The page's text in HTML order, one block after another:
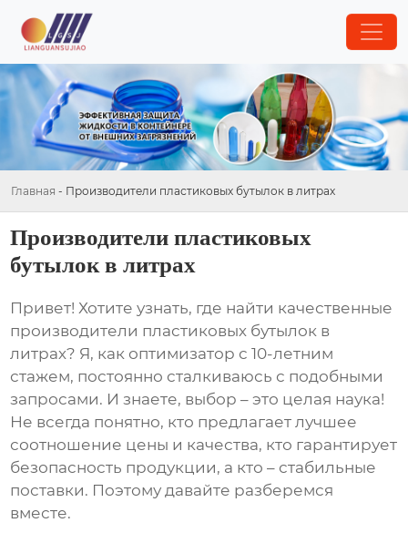
Главная - Производители пластиковых бутылок в литрах
Производители пластиковых
бутылок в литрах
Привет! Хотите узнать, где найти качественные
производители пластиковых бутылок в
литрах? Я, как оптимизатор с 10-летним
стажем, постоянно сталкиваюсь с подобными
запросами. И знаете, выбор – это целая наука!
Не всегда понятно, кто предлагает лучшее
соотношение цены и качества, кто гарантирует
безопасность продукции, а кто – стабильные
поставки. Поэтому давайте разберемся
вместе.